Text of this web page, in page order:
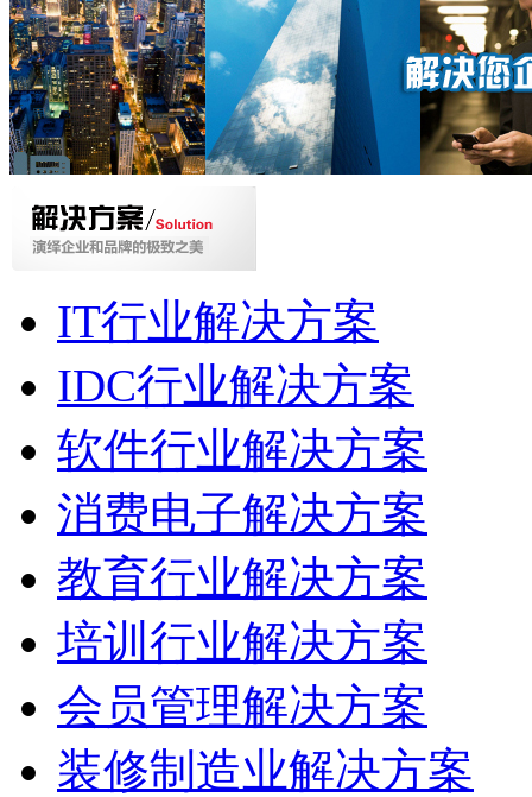
IT行业解决方案
IDC行业解决方案
软件行业解决方案
消费电子解决方案
教育行业解决方案
培训行业解决方案
会员管理解决方案
装修制造业解决方案